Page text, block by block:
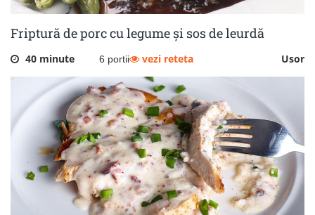
Friptură de porc cu legume și sos de leurdă
40 minute 6 portii Usor
vezi reteta